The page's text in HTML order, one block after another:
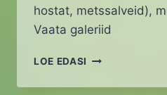
hostat, metssalveid),
Vaata galeriid
LOE EDASI TEHTUD
RÕNGU